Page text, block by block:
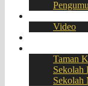
Video
Taman
Sekolah
Sekolah